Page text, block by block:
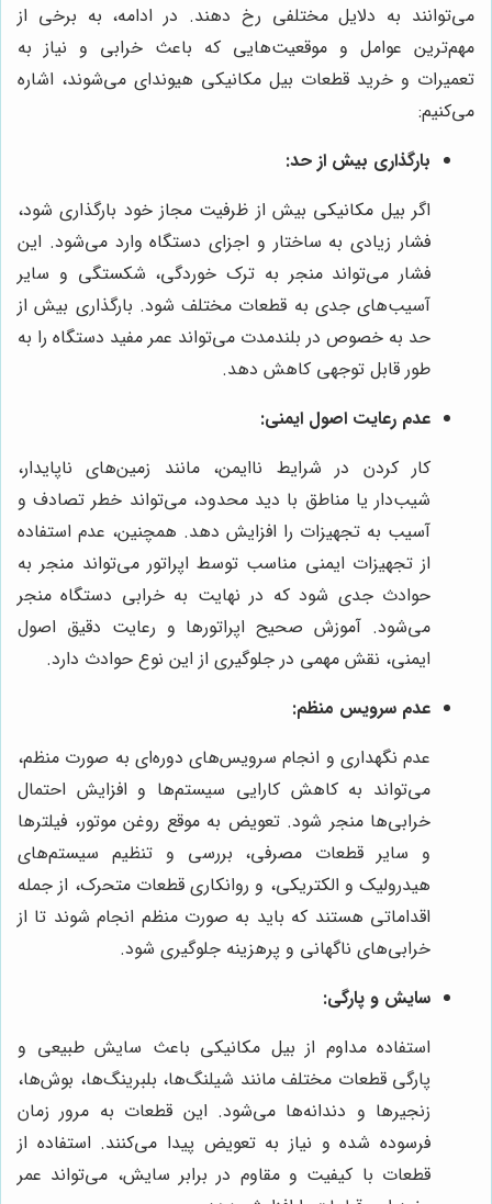
می‌توانند به دلایل مختلفی رخ دهند. در ادامه، به برخی از
مهم‌ترین عوامل و موقعیت‌هایی که باعث خرابی و نیاز به
تعمیرات و خرید قطعات بیل مکانیکی هیوندای می‌شوند، اشاره
می‌کنیم:
بارگذاری بیش از حد:
اگر بیل مکانیکی بیش از ظرفیت مجاز خود بارگذاری شود،
فشار زیادی به ساختار و اجزای دستگاه وارد می‌شود. این
فشار می‌تواند منجر به ترک خوردگی، شکستگی و سایر
آسیب‌های جدی به قطعات مختلف شود. بارگذاری بیش از
حد به خصوص در بلندمدت می‌تواند عمر مفید دستگاه را به
طور قابل توجهی کاهش دهد.
عدم رعایت اصول ایمنی:
کار کردن در شرایط ناایمن، مانند زمین‌های ناپایدار،
شیب‌دار یا مناطق با دید محدود، می‌تواند خطر تصادف و
آسیب به تجهیزات را افزایش دهد. همچنین، عدم استفاده
از تجهیزات ایمنی مناسب توسط اپراتور می‌تواند منجر به
حوادث جدی شود که در نهایت به خرابی دستگاه منجر
می‌شود. آموزش صحیح اپراتورها و رعایت دقیق اصول
ایمنی، نقش مهمی در جلوگیری از این نوع حوادث دارد.
عدم سرویس منظم:
عدم نگهداری و انجام سرویس‌های دوره‌ای به صورت منظم،
می‌تواند به کاهش کارایی سیستم‌ها و افزایش احتمال
خرابی‌ها منجر شود. تعویض به موقع روغن موتور، فیلترها
و سایر قطعات مصرفی، بررسی و تنظیم سیستم‌های
هیدرولیک و الکتریکی، و روانکاری قطعات متحرک، از جمله
اقداماتی هستند که باید به صورت منظم انجام شوند تا از
خرابی‌های ناگهانی و پرهزینه جلوگیری شود.
سایش و پارگی:
استفاده مداوم از بیل مکانیکی باعث سایش طبیعی و
پارگی قطعات مختلف مانند شیلنگ‌ها، بلبرینگ‌ها، بوش‌ها،
زنجیرها و دندانه‌ها می‌شود. این قطعات به مرور زمان
فرسوده شده و نیاز به تعویض پیدا می‌کنند. استفاده از
قطعات با کیفیت و مقاوم در برابر سایش، می‌تواند عمر